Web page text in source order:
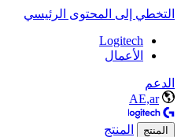
التخطي إلى المحتوى الرئيسي
Logitech
الأعمال
الدعم
AE,ar
المنتج المنتج